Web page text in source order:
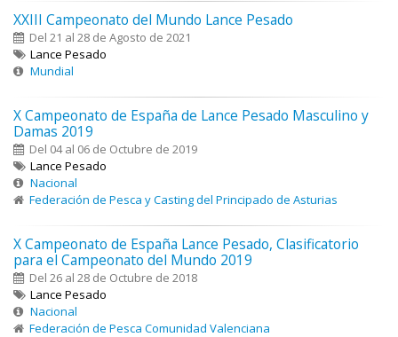
XXIII Campeonato del Mundo Lance Pesado
Del 21 al 28 de Agosto de 2021
Lance Pesado
Mundial
X Campeonato de España de Lance Pesado Masculino y
Damas 2019
Del 04 al 06 de Octubre de 2019
Lance Pesado
Nacional
Federación de Pesca y Casting del Principado de Asturias
X Campeonato de España Lance Pesado, Clasificatorio
para el Campeonato del Mundo 2019
Del 26 al 28 de Octubre de 2018
Lance Pesado
Nacional
Federación de Pesca Comunidad Valenciana